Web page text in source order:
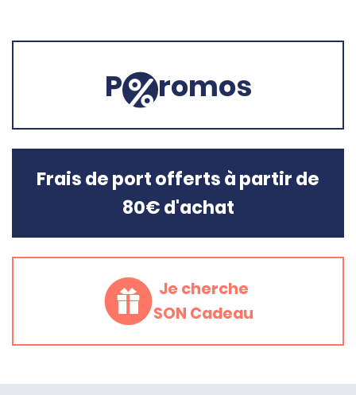
P romos
Frais de port offerts à partir de
80€ d'achat
Je cherche
SON Cadeau